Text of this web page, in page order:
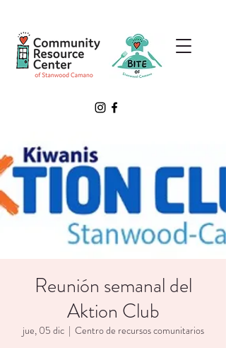
Reunión semanal del
Aktion Club
jue, 05 dic
  |
Centro de recursos comunitarios